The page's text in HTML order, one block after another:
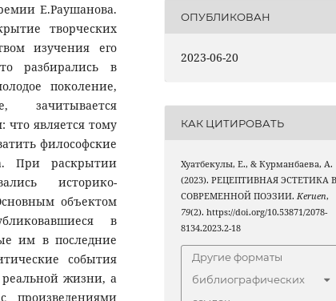
Е.Раушанова.
творческих
изучения его
разбирались в
поколение,
зачитывается
что является тому
философские
При раскрытии
историко-
объектом
в
им в последние
события
реальной жизни, а
произведениями
ОПУБЛИКОВАН
2023-06-20
КАК ЦИТИРОВАТЬ
Хуатбекулы, Е., & Курманбаева, А.
(2023). РЕЦЕПТИВНАЯ ЭСТЕТИКА В
СОВРЕМЕННОЙ ПОЭЗИИ.Keruen,
79(2). https://doi.org/10.53871/2078-
8134.2023.2-18
Другие форматы
библиографических